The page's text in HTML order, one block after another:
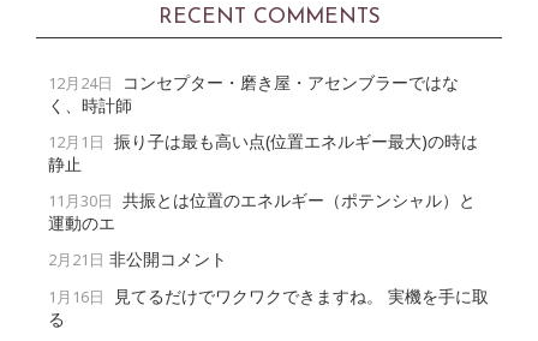
RECENT COMMENTS
12月24日
コンセプター・磨き屋・アセンブラーではな
く、時計師
12月1日 振り子は最も高い点(位置エネルギー最大)の時は
静止
11月30日 共振とは位置のエネルギー（ポテンシャル）と
運動のエ
2月21日 非公開コメント
1月16日
見てるだけでワクワクできますね。 実機を手に取
る